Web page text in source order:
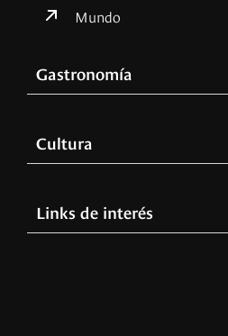
Mundo
Gastronomía
Cultura
Links de interés